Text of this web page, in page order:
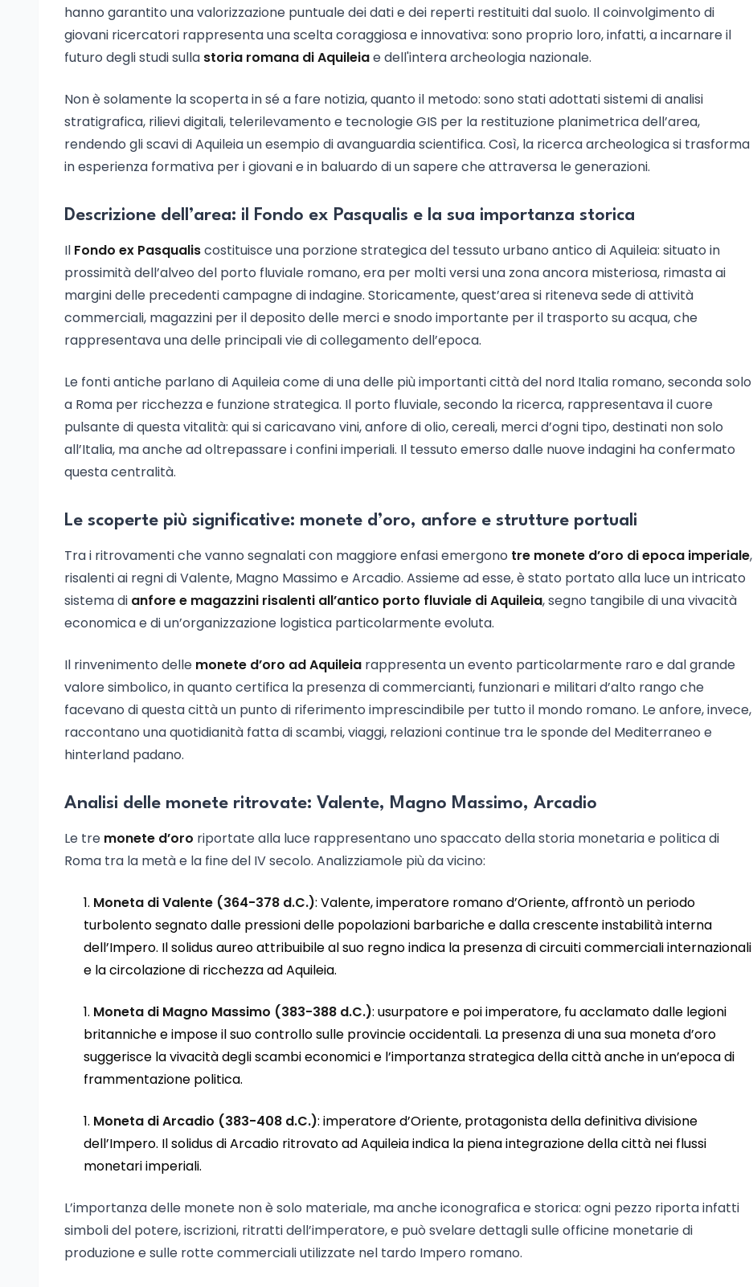
hanno garantito una valorizzazione puntuale dei dati e dei reperti restituiti dal suolo. Il coinvolgimento di
giovani ricercatori rappresenta una scelta coraggiosa e innovativa: sono proprio loro, infatti, a incarnare il
futuro degli studi sulla storia romana di Aquileiae dell'intera archeologia nazionale.
Non è solamente la scoperta in sé a fare notizia, quanto il metodo: sono stati adottati sistemi di analisi
stratigrafica, rilievi digitali, telerilevamento e tecnologie GIS per la restituzione planimetrica dell’area,
rendendo gli scavi di Aquileia un esempio di avanguardia scientifica. Così, la ricerca archeologica si trasforma
in esperienza formativa per i giovani e in baluardo di un sapere che attraversa le generazioni.
Descrizione dell’area: il Fondo ex Pasqualis e la sua importanza storica
Il Fondo ex Pasqualiscostituisce una porzione strategica del tessuto urbano antico di Aquileia: situato in
prossimità dell’alveo del porto fluviale romano, era per molti versi una zona ancora misteriosa, rimasta ai
margini delle precedenti campagne di indagine. Storicamente, quest’area si riteneva sede di attività
commerciali, magazzini per il deposito delle merci e snodo importante per il trasporto su acqua, che
rappresentava una delle principali vie di collegamento dell’epoca.
Le fonti antiche parlano di Aquileia come di una delle più importanti città del nord Italia romano, seconda solo
a Roma per ricchezza e funzione strategica. Il porto fluviale, secondo la ricerca, rappresentava il cuore
pulsante di questa vitalità: qui si caricavano vini, anfore di olio, cereali, merci d’ogni tipo, destinati non solo
all’Italia, ma anche ad oltrepassare i confini imperiali. Il tessuto emerso dalle nuove indagini ha confermato
questa centralità.
Le scoperte più significative: monete d’oro, anfore e strutture portuali
Tra i ritrovamenti che vanno segnalati con maggiore enfasi emergono tre monete d’oro di epoca imperiale,
risalenti ai regni di Valente, Magno Massimo e Arcadio. Assieme ad esse, è stato portato alla luce un intricato
sistema di anfore e magazzini risalenti all’antico porto fluviale di Aquileia, segno tangibile di una vivacità
economica e di un’organizzazione logistica particolarmente evoluta.
Il rinvenimento delle monete d’oro ad Aquileia rappresenta un evento particolarmente raro e dal grande
valore simbolico, in quanto certifica la presenza di commercianti, funzionari e militari d’alto rango che
facevano di questa città un punto di riferimento imprescindibile per tutto il mondo romano. Le anfore, invece,
raccontano una quotidianità fatta di scambi, viaggi, relazioni continue tra le sponde del Mediterraneo e
hinterland padano.
Analisi delle monete ritrovate: Valente, Magno Massimo, Arcadio
Le tre monete d’oro riportate alla luce rappresentano uno spaccato della storia monetaria e politica di
Roma tra la metà e la fine del IV secolo. Analizziamole più da vicino:
Moneta di Valente (364-378 d.C.): Valente, imperatore romano d’Oriente, affrontò un periodo
turbolento segnato dalle pressioni delle popolazioni barbariche e dalla crescente instabilità interna
dell’Impero. Il solidus aureo attribuibile al suo regno indica la presenza di circuiti commerciali internazionali
e la circolazione di ricchezza ad Aquileia.
Moneta di Magno Massimo (383-388 d.C.): usurpatore e poi imperatore, fu acclamato dalle legioni
britanniche e impose il suo controllo sulle provincie occidentali. La presenza di una sua moneta d’oro
suggerisce la vivacità degli scambi economici e l’importanza strategica della città anche in un’epoca di
frammentazione politica.
Moneta di Arcadio (383-408 d.C.): imperatore d’Oriente, protagonista della definitiva divisione
dell’Impero. Il solidus di Arcadio ritrovato ad Aquileia indica la piena integrazione della città nei flussi
monetari imperiali.
L’importanza delle monete non è solo materiale, ma anche iconografica e storica: ogni pezzo riporta infatti
simboli del potere, iscrizioni, ritratti dell’imperatore, e può svelare dettagli sulle officine monetarie di
produzione e sulle rotte commerciali utilizzate nel tardo Impero romano.